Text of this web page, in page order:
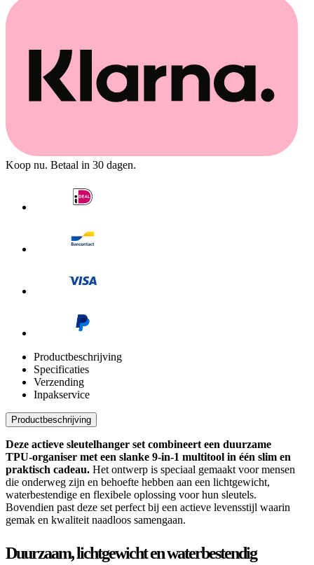
Koop nu. Betaal in 30 dagen.
Productbeschrijving
Specificaties
Verzending
Inpakservice
Productbeschrijving
Deze actieve sleutelhanger set combineert een duurzame
TPU-organiser met een slanke 9-in-1 multitool in één slim en
praktisch cadeau. Het ontwerp is speciaal gemaakt voor mensen
die onderweg zijn en behoefte hebben aan een lichtgewicht,
waterbestendige en flexibele oplossing voor hun sleutels.
Bovendien past deze set perfect bij een actieve levensstijl waarin
gemak en kwaliteit naadloos samengaan.
Duurzaam, lichtgewicht en waterbestendig